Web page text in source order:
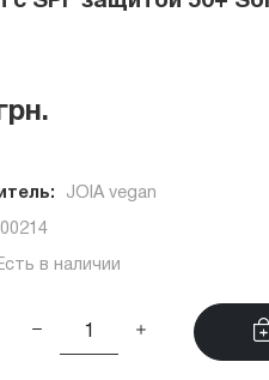
JOIA vegan
в наличии